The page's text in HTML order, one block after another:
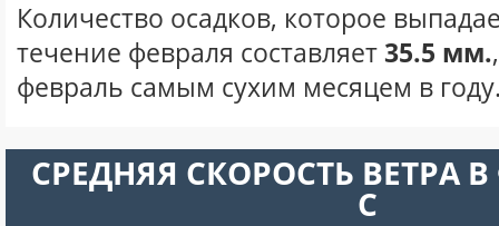
Количество осадков, которое
течение февраля составляет35.5 мм.
февраль самым сухим месяцем в
СРЕДНЯЯ СКОРОСТЬ ВЕТРА
С